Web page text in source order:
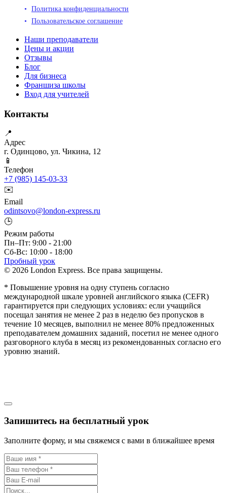
Политика конфиденциальности
Пользовательское соглашение
Наши преподаватели
Цены и акции
Отзывы
Блог
Для бизнеса
Франшиза школы
Вход для учителей
Контакты
📍
Адрес
г. Одинцово, ул. Чикина, 12
📱
Телефон
+7 (985) 145-03-33
✉️
Email
odintsovo@london-express.ru
🕒
Режим работы
Пн–Пт: 9:00 - 21:00
Сб-Вс: 10:00 - 18:00
Пробный урок
© 2026 London Express. Все права защищены.
* Повышение уровня на одну ступень согласно
международной шкале уровней английского языка (CEFR)
гарантируется при следующих условиях: если учащийся
посещал занятия не менее 2 раз в неделю без пропусков в
течение 10 месяцев, выполнил не менее 80% предложенных
преподавателем домашних заданий, посетил не менее одного
разговорного клуба в месяц из рекомендованных согласно его
уровню знаний.
Запишитесь на бесплатный урок
Заполните форму, и мы свяжемся с вами в ближайшее время